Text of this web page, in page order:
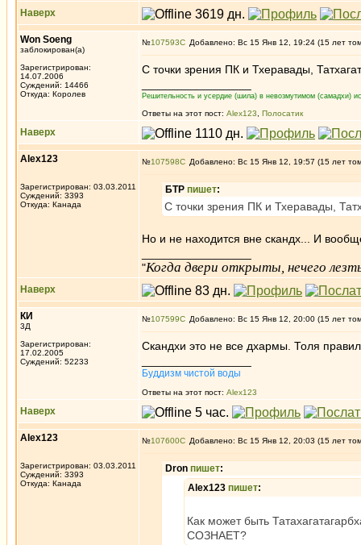
Наверх
Won Soeng
заблокирован(а)
Зарегистрирован:
14.07.2006
Суждений: 14466
Откуда: Королев
№107593 Добавлено: Вс 15 Янв 12, 19:24 (15 лет
С точки зрения ПК и Тхеравады,
Решительность и усердие (шила) в невозмутимом (самадхи)
Ответы на этот пост: Alex123 Полосатик
Наверх
Alex123
Зарегистрирован: 03.03.2011
Суждений: 3393
Откуда: Канада
№107598 Добавлено: Вс 15 Янв 12, 19:57 (15 лет
БТР пишет:
С точки зрения ПК и Тхеравады,
Но и не находится вне скандх... И
"Когда двери открыты, нечего
Наверх
КИ
3Д
Зарегистрирован:
17.02.2005
Суждений: 52233
№107599 Добавлено: Вс 15 Янв 12, 20:00 (15 лет
Скандхи это не все дхармы. Толя
Буддизм чистой воды
Ответы на этот пост: Alex123
Наверх
Alex123
Зарегистрирован: 03.03.2011
Суждений: 3393
Откуда: Канада
№107600 Добавлено: Вс 15 Янв 12, 20:03 (15 лет
Dron пишет:
Alex123 пишет:
Как может быть
СОЗНАЕТ?